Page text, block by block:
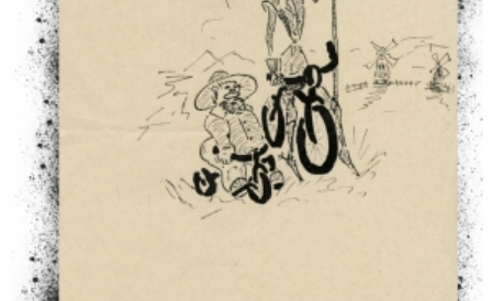
Šilo Pavėžupio ir Graužikų dvarai – Putvinskių šeimos
Vlado Putvinskio-Pūtvio šeima
Putvinskių šeimos gyvenimo akimirkos
Sinagogos
Didžioji choralinė sinagoga
Žydų siuvėjų sinagoga
Žydų tikybinės draugijos „Tores Chaim“ vardo sinagoga
Parodų archyvas